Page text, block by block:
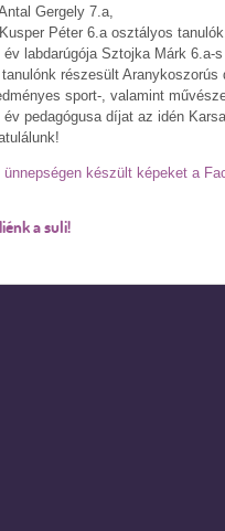
Gergely 7.a,
Péter 6.a osztályos
év labdarúgója Sztojka Márk 6.a-
részesült
sport-, valamint
év pedagógusa díjat az idén
ünnepségen készült képeket a
a suli!